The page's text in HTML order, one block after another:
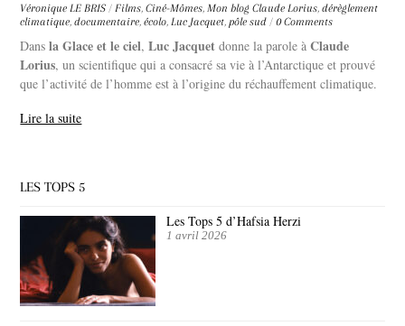
Véronique LE BRIS / Films,Ciné-Mômes,Mon blog Claude Lorius,dérèglement
climatique,documentaire,écolo,Luc Jacquet,pôle sud / 0 Comments
Dansla Glace et le ciel,Luc Jacquet donne la parole àClaude
Lorius, un scientifique qui a consacré sa vie à l’Antarctique et prouvé
que l’activité de l’homme est à l’origine du réchauffement climatique.
Lire la suite
LES TOPS 5
Les Tops 5 d’Hafsia Herzi
1 avril 2026